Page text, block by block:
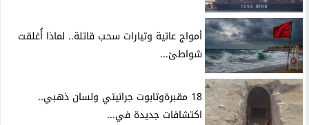
أمواج عاتية وتيارات سحب قاتلة.. لماذا أُغلقت
شواطئ...
18 مقبرةوتابوت جرانيتي ولسان ذهبي..
اكتشافات جديدة في...